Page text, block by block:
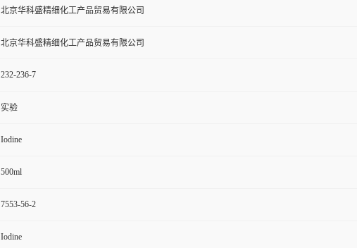
北京华科盛精细化工产品贸易有限公司
北京华科盛精细化工产品贸易有限公司
232-236-7
实验
Iodine
500ml
7553-56-2
Iodine